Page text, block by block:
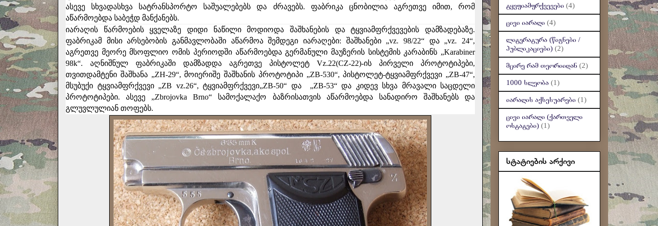
ასევე სხვადასხვა სატრანსპორტო საშუალებებს და ძრავებს. ფაბრიკა ცნობილია აგრეთვე იმით, რომ
აწარმოებდა საბეჭდ მანქანებს.
იარაღის წარმოების ყველაზე დიდი ნაწილი მოდიოდა შაშხანების და ტყვიამფრქვევების დამზადებაზე.
ფაბრიკამ მისი არსებობის განმავლობაში აწარმოა შემდეგი იარაღები: შაშხანები „vz. 98/22“ და „vz. 24“,
აგრეთვე მეორე მსოფლიო ომის პერიოდში აწარმოებდა გერმანული მაუზერის სისტემის კარაბინს „Karabiner
98k“. აღნიშნულ ფაბრიკაში დამზადდა აგრეთვე პისტოლეტ Vz.22(CZ-22)-ის პირველი პროტოტიპები,
თვითდამტენი შაშხანა „ZH-29“, მოიერიშე შაშხანის პროტოტიპი „ZB-530“, პისტოლეტ-ტყვიამფრქვევი „ZB-47“,
მსუბუქი ტყვიამფრქვევი „ZB vz.26“, ტყვიამფრქვევი„ZB-50“ და „ZB-53“ და კიდევ სხვა მრავალი საცდელი
პროტოტიპები. ასევე „Zbrojovka Brno“ სამოქალაქო ბაზრისათვის აწარმოებდა სანადირო შაშხანებს და
გლუვლულიან თოფებს.
ტყვფიამფრქვევები (4)
ცივი იარაღი (4)
ლიტერატურა (წიგნები /
პუბლიკაციები) (2)
მცირე რამ თეორიიდან (2)
1000 სლეობა (1)
იარაღის აქსესუარები (1)
ცივი იარაღი (ქართველი
ოსტატები) (1)
სტატიების არქივი